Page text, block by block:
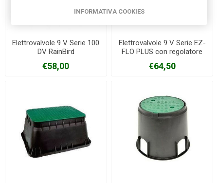
Elettrovalvole 9 V Serie 100
DV RainBird
€58,00
Elettrovalvole 9 V Serie EZ-
FLO PLUS con regolatore
€64,50
INFORMATIVA COOKIES